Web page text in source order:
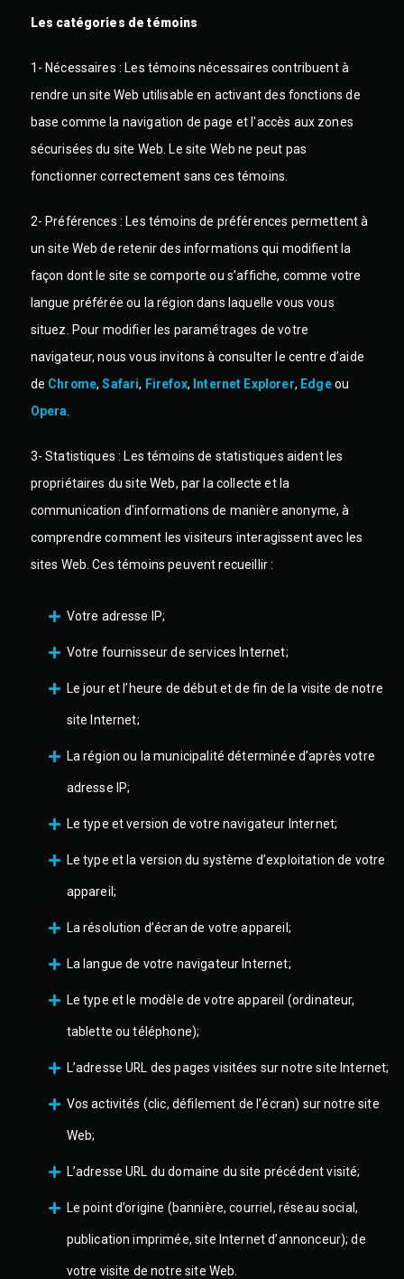
Les catégories de témoins
1- Nécessaires : Les témoins nécessaires contribuent à
rendre un site Web utilisable en activant des fonctions de
base comme la navigation de page et l'accès aux zones
sécurisées du site Web. Le site Web ne peut pas
fonctionner correctement sans ces témoins.
2- Préférences : Les témoins de préférences permettent à
un site Web de retenir des informations qui modifient la
façon dont le site se comporte ou s’affiche, comme votre
langue préférée ou la région dans laquelle vous vous
situez. Pour modifier les paramétrages de votre
navigateur, nous vous invitons à consulter le centre d’aide
de Chrome,Safari, Firefox, Internet Explorer, Edgeou
Opera
3- Statistiques : Les témoins de statistiques aident les
propriétaires du site Web, par la collecte et la
communication d'informations de manière anonyme, à
comprendre comment les visiteurs interagissent avec les
sites Web. Ces témoins peuvent recueillir :
Votre adresse IP;
Votre fournisseur de services Internet;
Le jour et l’heure de début et de fin de la visite de notre
site Internet;
La région ou la municipalité déterminée d’après votre
adresse IP;
Le type et version de votre navigateur Internet;
Le type et la version du système d’exploitation de votre
appareil;
La résolution d’écran de votre appareil;
La langue de votre navigateur Internet;
Le type et le modèle de votre appareil (ordinateur,
tablette ou téléphone);
L’adresse URL des pages visitées sur notre site Internet;
Vos activités (clic, défilement de l’écran) sur notre site
Web;
L’adresse URL du domaine du site précédent visité;
Le point d’origine (bannière, courriel, réseau social,
publication imprimée, site Internet d’annonceur); de
votre visite de notre site Web.